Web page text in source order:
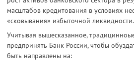
масштабов кредитования в условиях
«сковывания» избыточной ликвидности.
Учитывая вышесказанное,
предпринять Банк России, чтобы
быть направлены на: